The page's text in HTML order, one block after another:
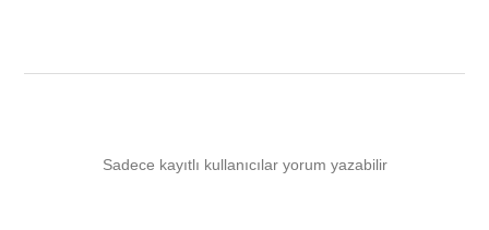
Sadece kayıtlı kullanıcılar yorum yazabilir